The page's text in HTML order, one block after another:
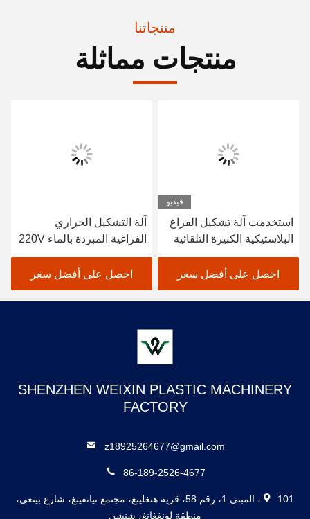
منتجاتنا
منتجات مماثلة
فيديو
استخدمت آلة تشكيل الفراغ
البلاستيكية الكبيرة التلقائية
لصنع لوحات المستخدمة مرة
واحدةاحصل على أفضل سعر
آلة التشكيل الحراري
الفراغية المبردة بالماء 220V
380V
احصل على أفضل سعر
SHENZHEN WEIXIN PLASTIC MACHINERY
FACTORY
z18925264677@gmail.com
86-189-2526-4677
101، المبنى 1، رقم 58، قرية هنغلينغ، مجتمع نيانفينغ، شارع بينغي،
منطقة لونغغانغ، شنشن